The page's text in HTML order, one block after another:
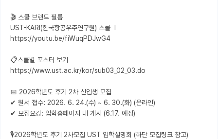
🎬 스쿨 브랜드 필름
UST-KARI(한국항공우주연구원) 스쿨  l
https://youtu.be/fiWuqPDJwG4
📋스쿨별 포스터 보기
https://www.ust.ac.kr/kor/sub03_02_03.do
📅 2026학년도 후기 2차 신입생 모집
✔ 원서 접수: 2026. 6. 24.(수) ~ 6. 30.(화) (온라인)
✔ 모집요강: 입학홈페이지 내 게시 (6.17. 예정)
🎙️2026학년도 후기 2차모집 UST 입학설명회 (하단 모집링크 참고)